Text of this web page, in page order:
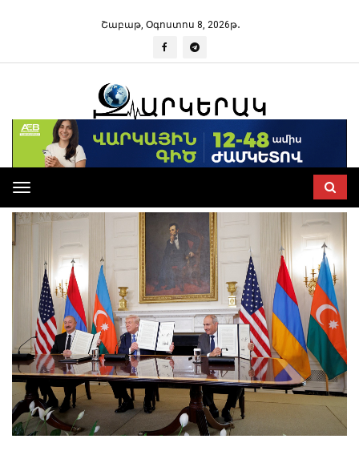
Շաբաթ, Օգոստոս 8, 2026թ․
Toggle
navigation